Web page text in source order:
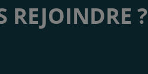
REJOINDRE ?